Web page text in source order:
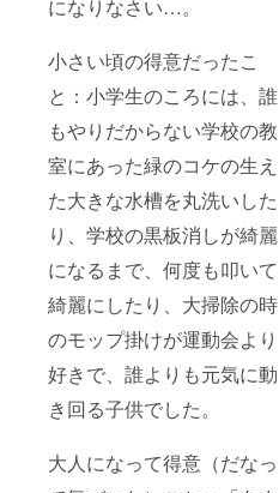
になりなさい…。
小さい頃の得意だったこ
と：小学生のころには、誰
もやりだからない学校の教
室にあった緑のコケの生え
た大きな水槽を丸洗いした
り、学校の黒板消しが綺麗
になるまで、何度も叩いて
綺麗にしたり、大掃除の時
のモップ掛けが運動会より
好きで、誰よりも元気に動
き回る子供でした。
大人になって得意（だなっ